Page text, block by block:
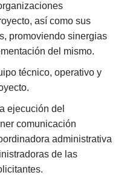
así como sus
promoviendo sinergias
del mismo.
técnico, operativo y
ejecución del
comunicación
administrativa
de las